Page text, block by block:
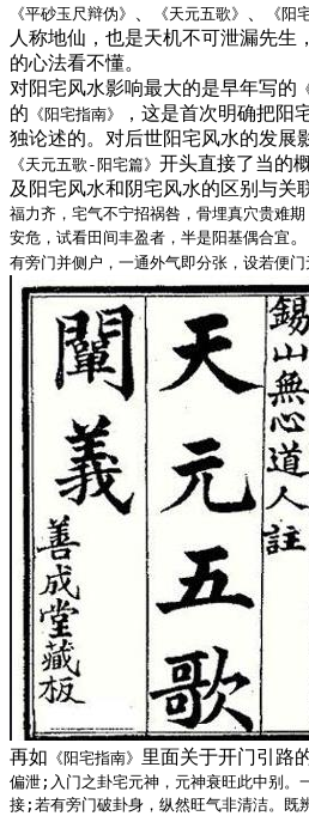
《平砂玉尺辩伪》 《天元五歌》 《阳
人称地仙，也是天机不可泄漏先生
的心法看不懂。
对阳宅风水影响最大的是早年写的
的 《阳宅指南》
，这是首次明确把阳
独论述的。对后世阳宅风水的发展
《天元五歌-阳宅篇》 开头直接了当的
及阳宅风水和阴宅风水的区别与关
福力齐，宅气不宁招祸咎，骨埋真穴贵难
安危，试看田间丰盈者，半是阳基偶合宜
有旁门并侧户，一通外气即分张，设若便
再如 《阳宅指南》 里面关于开门引路
偏泄;入门之卦宅元神，元神衰旺此中别。
接;若有旁门破卦身，纵然旺气非清洁。既